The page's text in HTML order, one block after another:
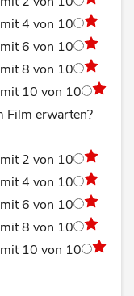
4 von 10
6 von 10
8 von 10
10 von 10
Film erwarten?
2 von 10
4 von 10
6 von 10
8 von 10
10 von 10